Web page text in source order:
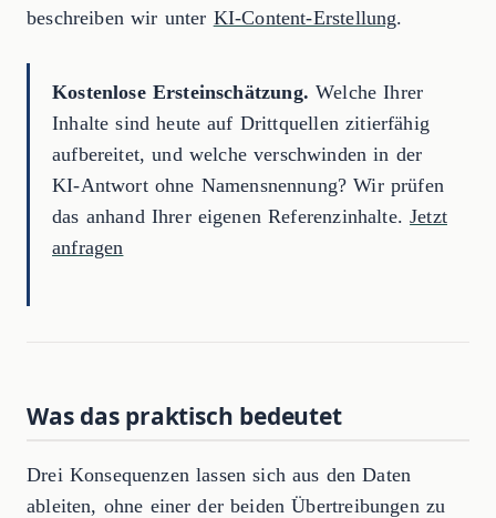
beschreiben wir unter KI-Content-Erstellung.
Kostenlose Ersteinschätzung. Welche Ihrer
Inhalte sind heute auf Drittquellen zitierfähig
aufbereitet, und welche verschwinden in der
KI-Antwort ohne Namensnennung? Wir prüfen
das anhand Ihrer eigenen Referenzinhalte.Jetzt
anfragen
Was das praktisch bedeutet
Drei Konsequenzen lassen sich aus den Daten
ableiten, ohne einer der beiden Übertreibungen zu